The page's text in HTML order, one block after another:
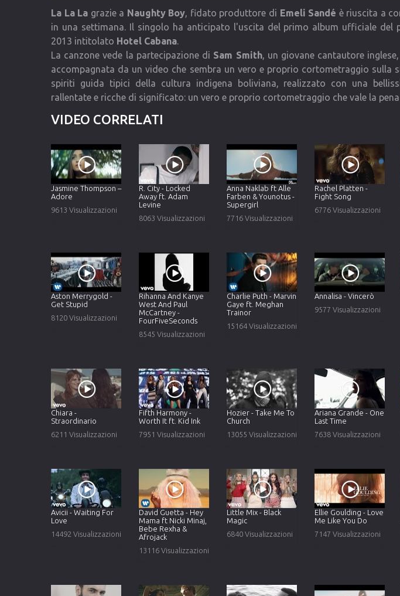
La La La grazie a Naughty Boy, fidato produttore di Emeli Sandé è riuscita a
in una settimana. Il singolo ha anticipato l'uscita del primo album ufficiale del
2013 intitolato Hotel Cabana.
La canzone vede la partecipazione di Sam Smith, un giovane cantautore
accompagnata da un video che sembra un vero e proprio cortometraggio sulla
spiriti guida tipici della cultura indigena boliviana, realizzato con una
rallentate e ricche di significato: un vero e proprio cortometraggio che vale la
VIDEO CORRELATI
Jasmine Thompson –
Adore
9613 Visualizzazioni
R. City - Locked
Away ft. Adam
Levine
8063 Visualizzazioni
Anna Naklab ft Alle
Farben & Younotus -
Supergirl
7716 Visualizzazioni
Rachel Platten -
Fight Song
6776 Visualizzazioni
Aston Merrygold -
Get Stupid
8120 Visualizzazioni
Rihanna And Kanye
West And Paul
McCartney -
FourFiveSeconds
8545 Visualizzazioni
Charlie Puth - Marvin
Gaye ft. Meghan
Trainor
15164 Visualizzazioni
Annalisa - Vincerò
9577 Visualizzazioni
Chiara -
Straordinario
6211 Visualizzazioni
Fifth Harmony -
Worth It ft. Kid Ink
7951 Visualizzazioni
Hozier - Take Me To
Church
13055 Visualizzazioni
Ariana Grande - One
Last Time
7638 Visualizzazioni
Avicii - Waiting For
Love
14492 Visualizzazioni
David Guetta - Hey
Mama ft Nicki Minaj,
Bebe Rexha &
Afrojack
13116 Visualizzazioni
Little Mix - Black
Magic
6840 Visualizzazioni
Ellie Goulding - Love
Me Like You Do
7147 Visualizzazioni